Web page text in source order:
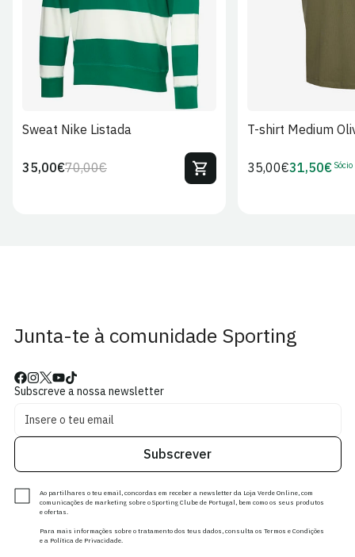
Sweat Nike Listada
Preço
70,00€Preço
35,00€
T-shirt Medium
Preço
35,00€Preço
31,50€ Sócio
Junta-te à comunidade Sporting
Subscreve a nossa newsletter
Subscrever
Ao partilhares o teu email, concordas em receber a newsletter da Loja Verde Online, com
comunicações de marketing sobre o Sporting Clube de Portugal, bem como os seus produtos
e ofertas.
Para mais informações sobre o tratamento dos teus dados, consulta os Termos e Condições
e a Política de Privacidade.